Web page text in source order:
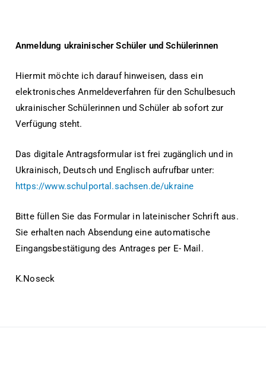
Anmeldung ukrainischer Schüler und Schülerinnen
Hiermit möchte ich darauf hinweisen, dass ein
elektronisches Anmeldeverfahren für den Schulbesuch
ukrainischer Schülerinnen und Schüler ab sofort zur
Verfügung steht.
Das digitale Antragsformular ist frei zugänglich und in
Ukrainisch, Deutsch und Englisch aufrufbar unter:
https://www.schulportal.sachsen.de/ukraine
Bitte füllen Sie das Formular in lateinischer Schrift aus.
Sie erhalten nach Absendung eine automatische
Eingangsbestätigung des Antrages per E- Mail.
K.Noseck